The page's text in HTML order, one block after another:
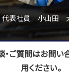
代表社員 小山田
・ご質問はお問い
用ください。